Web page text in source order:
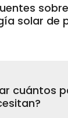
solar de
cuántos